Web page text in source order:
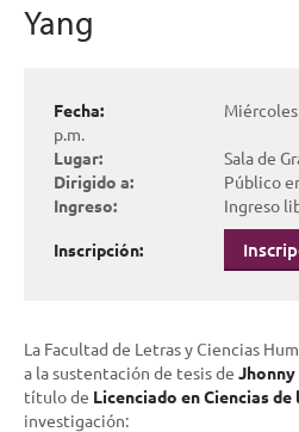
Yang
Fecha:
p.m.
Lugar:
Sala de
Dirigido a:
Público
Ingreso:
Ingreso
Inscripción:
La Facultad de Letras y Ciencias
a la sustentación de tesis de Jhonny
título de Licenciado en Ciencias
investigación: